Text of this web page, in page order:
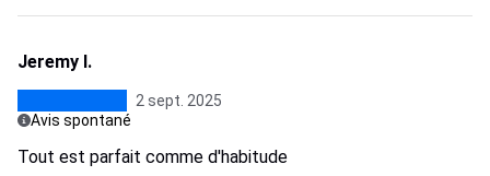
Jeremy I.
2 sept. 2025
Avis spontané
Tout est parfait comme d'habitude